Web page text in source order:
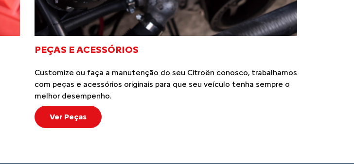
PEÇAS E ACESSÓRIOS
Customize ou faça a manutenção do seu Citroën conosco, trabalhamos
com peças e acessórios originais para que seu veículo tenha sempre o
melhor desempenho.
Ver Peças